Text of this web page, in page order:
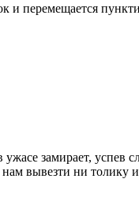
перемещается
замирает, успев
вывезти ни толику